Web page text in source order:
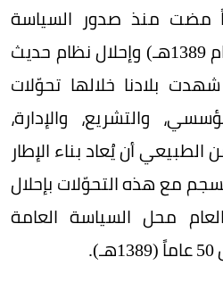
مضت منذ صدور السياسة
العامة للتعليم (صدر عام 1389هـ) وإحلال نظام حديث
بلادنا خلالها تحوّلات
والتشريع، والإدارة،
الطبيعي أن يُعاد بناء الإطار
مع هذه التحوّلات بإحلال
محل السياسة العامة